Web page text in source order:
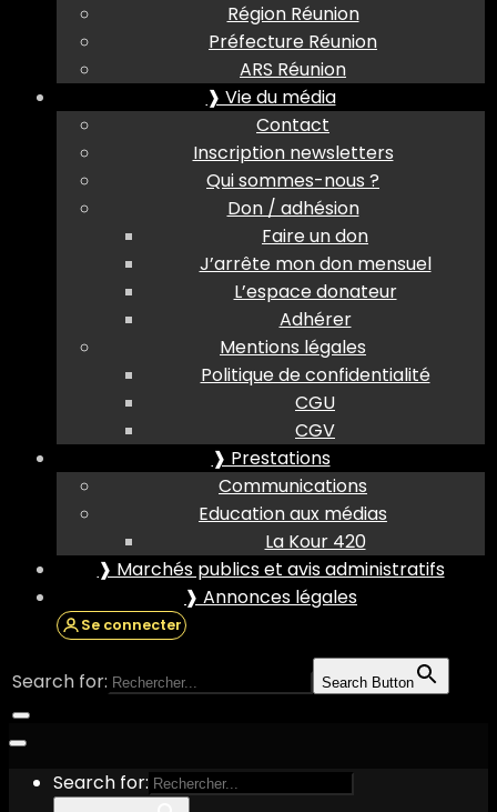
Région Réunion
Préfecture Réunion
ARS Réunion
❱ Vie du média
Contact
Inscription newsletters
Qui sommes-nous ?
Don / adhésion
Faire un don
J’arrête mon don mensuel
L’espace donateur
Adhérer
Mentions légales
Politique de confidentialité
CGU
CGV
❱ Prestations
Communications
Education aux médias
La Kour 420
❱ Marchés publics et avis administratifs
❱ Annonces légales
Se connecter
Search for: Search Button
Search for: